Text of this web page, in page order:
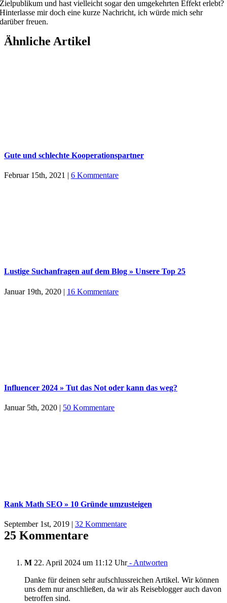
Zielpublikum und hast vielleicht sogar den umgekehrten Effekt erlebt?
Hinterlasse mir doch eine kurze Nachricht, ich würde mich sehr
darüber freuen.
Ähnliche Artikel
Gute und schlechte Kooperationspartner
Februar 15th, 2021 | 6 Kommentare
Lustige Suchanfragen auf dem Blog » Unsere Top 25
Januar 19th, 2020 | 16 Kommentare
Influencer 2024 » Tut das Not oder kann das weg?
Januar 5th, 2020 | 50 Kommentare
Rank Math SEO » 10 Gründe umzusteigen
September 1st, 2019 | 32 Kommentare
25 Kommentare
M 22. April 2024 um 11:12 Uhr- Antworten
Danke für deinen sehr aufschlussreichen Artikel. Wir können
uns dem nur anschließen, da wir als Reiseblogger auch davon
betroffen sind.